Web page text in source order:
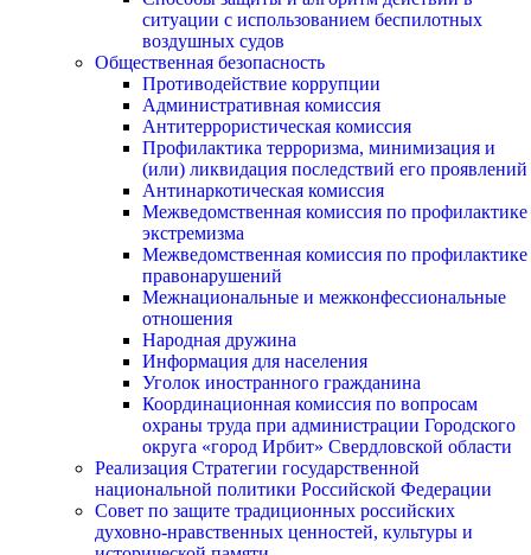
ситуации с использованием беспилотных
воздушных судов
Общественная безопасность
Противодействие коррупции
Административная комиссия
Антитеррористическая комиссия
Профилактика терроризма, минимизация и
(или) ликвидация последствий его проявлений
Антинаркотическая комиссия
Межведомственная комиссия по профилактике
экстремизма
Межведомственная комиссия по профилактике
правонарушений
Межнациональные и межконфессиональные
отношения
Народная дружина
Информация для населения
Уголок иностранного гражданина
Координационная комиссия по вопросам
охраны труда при администрации Городского
округа «город Ирбит» Свердловской области
Реализация Стратегии государственной
национальной политики Российской Федерации
Совет по защите традиционных российских
духовно-нравственных ценностей, культуры и